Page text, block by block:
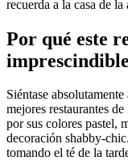
recuerda a la casa de la
Por qué este
imprescindible
Siéntase
mejores restaurantes
por sus colores pastel,
decoración shabby-
tomando el té de la